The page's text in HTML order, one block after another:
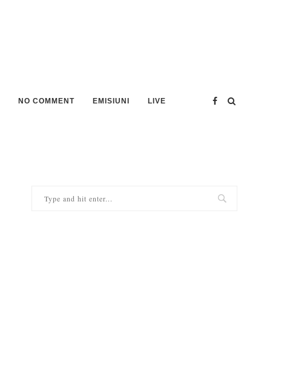
NO COMMENT EMISIUNI LIVE